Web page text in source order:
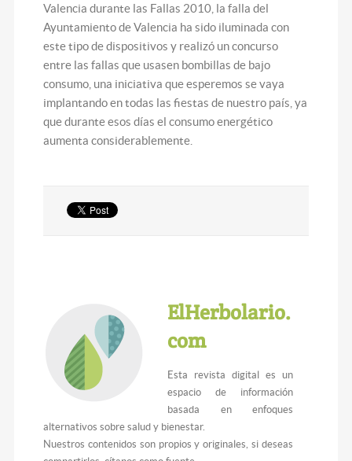
Valencia durante las Fallas 2010, la falla del
Ayuntamiento de Valencia ha sido iluminada con
este tipo de dispositivos y realizó un concurso
entre las fallas que usasen bombillas de bajo
consumo, una iniciativa que esperemos se vaya
implantando en todas las fiestas de nuestro país, ya
que durante esos días el consumo energético
aumenta considerablemente.
ElHerbolario.
com
Esta revista digital es un
espacio de información
basada en enfoques
alternativos sobre salud y bienestar.
Nuestros contenidos son propios y originales, si deseas